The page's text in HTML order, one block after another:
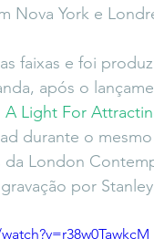
Nova York e
faixas e foi
após o
A Light For
durante o
da London
por